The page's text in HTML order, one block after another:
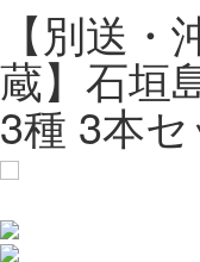
【別送
蔵】石垣
3種 3本セ